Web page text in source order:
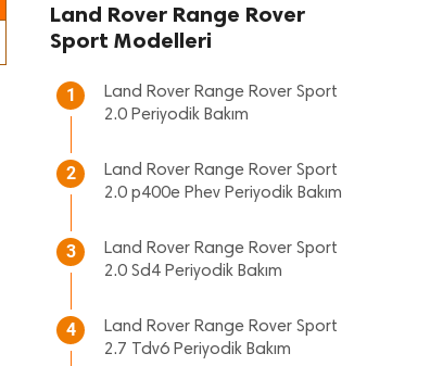
Land Rover Range Rover
Sport Modelleri
1
Land Rover Range Rover Sport
2.0 Periyodik Bakım
2
Land Rover Range Rover Sport
2.0 p400e Phev Periyodik Bakım
3
Land Rover Range Rover Sport
2.0 Sd4 Periyodik Bakım
4
Land Rover Range Rover Sport
2.7 Tdv6 Periyodik Bakım